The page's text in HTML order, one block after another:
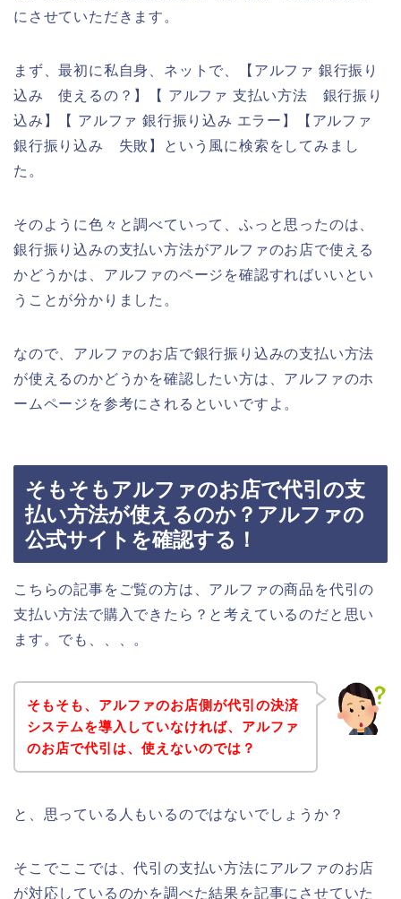
にさせていただきます。
まず、最初に私自身、ネットで、【アルファ 銀行振り
込み 使えるの？】【 アルファ 支払い方法 銀行振り
込み】【 アルファ 銀行振り込み エラー】【アルファ
銀行振り込み 失敗】という風に検索をしてみまし
た。
そのように色々と調べていって、ふっと思ったのは、
銀行振り込みの支払い方法がアルファのお店で使える
かどうかは、アルファのページを確認すればいいとい
うことが分かりました。
なので、アルファのお店で銀行振り込みの支払い方法
が使えるのかどうかを確認したい方は、アルファのホ
ームページを参考にされるといいですよ。
そもそもアルファのお店で代引の支
払い方法が使えるのか？アルファの
公式サイトを確認する！
こちらの記事をご覧の方は、アルファの商品を代引の
支払い方法で購入できたら？と考えているのだと思い
ます。でも、、、。
そもそも、アルファのお店側が代引の決済
システムを導入していなければ、アルファ
のお店で代引は、使えないのでは？
と、思っている人もいるのではないでしょうか？
そこでここでは、代引の支払い方法にアルファのお店
が対応しているのかを調べた結果を記事にさせていた